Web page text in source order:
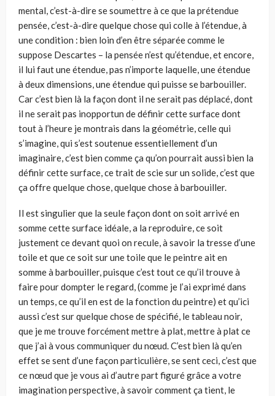
mental, c’est-à-dire se soumettre à ce que la prétendue
pensée, c’est-à-dire quelque chose qui colle à l’étendue, à
une condition : bien loin d’en être séparée comme le
suppose Descartes – la pensée n’est qu’étendue, et encore,
il lui faut une étendue, pas n’importe laquelle, une étendue
à deux dimensions, une étendue qui puisse se barbouiller.
Car c’est bien là la façon dont il ne serait pas déplacé, dont
il ne serait pas inopportun de définir cette surface dont
tout à l’heure je montrais dans la géométrie, celle qui
s’imagine, qui s’est soutenue essentiellement d’un
imaginaire, c’est bien comme ça qu’on pourrait aussi bien la
définir cette surface, ce trait de scie sur un solide, c’est que
ça offre quelque chose, quelque chose à barbouiller.
Il est singulier que la seule façon dont on soit arrivé en
somme cette surface idéale, a la reproduire, ce soit
justement ce devant quoi on recule, à savoir la tresse d’une
toile et que ce soit sur une toile que le peintre ait en
somme à barbouiller, puisque c’est tout ce qu’il trouve à
faire pour dompter le regard, (comme je l’ai exprimé dans
un temps, ce qu’il en est de la fonction du peintre) et qu’ici
aussi c’est sur quelque chose de spécifié, le tableau noir,
que je me trouve forcément mettre à plat, mettre à plat ce
que j’ai à vous communiquer du nœud. C’est bien là qu’en
effet se sent d’une façon particulière, se sent ceci, c’est que
ce nœud que je vous ai d’autre part figuré grâce a votre
imagination perspective, à savoir comment ça tient, le